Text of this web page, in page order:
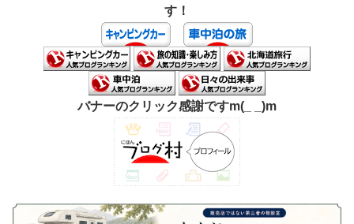
す！
バナーのクリック感謝ですm(_ _)m